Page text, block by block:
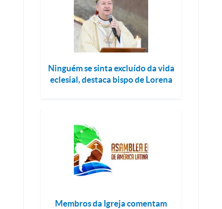
Ninguém se sinta excluído da vida
eclesial, destaca bispo de Lorena
Membros da Igreja comentam